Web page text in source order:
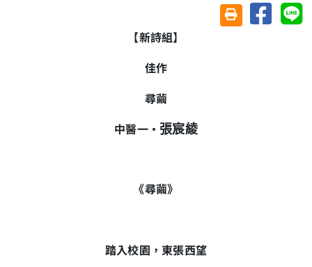
友善列印(另開視
分享至
【新詩組】
佳作
尋繭
中醫一‧ 張宸綾
《尋繭》
踏入校園，東張西望